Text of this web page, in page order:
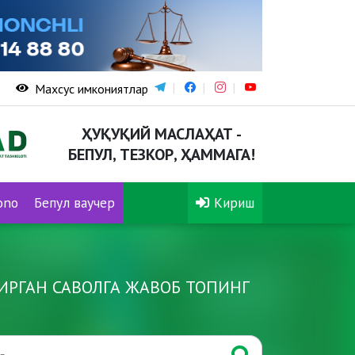
Махсус имкониятлар
ҲУҚУҚИЙ МАСЛАҲАТ -
БЕПУЛ, ТЕЗКОР, ҲАММАГА!
Бепул ваучер Кириш
САВОЛГА ЖАВОБ ТОПИНГ